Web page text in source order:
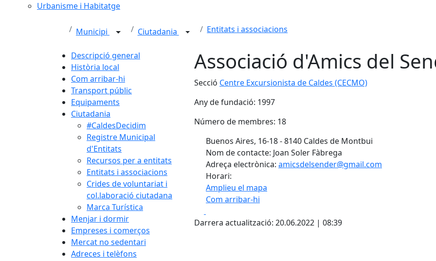
Urbanisme i Habitatge
Municipi Ciutadania Entitats i associacions
Descripció general
Història local
Com arribar-hi
Transport públic
Equipaments
Ciutadania
#CaldesDecidim
Registre Municipal
d'Entitats
Recursos per a entitats
Entitats i associacions
Crides de voluntariat i
col.laboració ciutadana
Marca Turística
Menjar i dormir
Empreses i comerços
Mercat no sedentari
Adreces i telèfons
Associació d'Amics del
Secció Centre Excursionista de Caldes (CECMO)
Any de fundació: 1997
Número de membres: 18
Buenos Aires, 16-18 - 8140 Caldes de Montbui
Nom de contacte: Joan Soler Fàbrega
Adreça electrònica: amicsdelsender@gmail.com
Horari:
Amplieu el mapa
Com arribar-hi
+
Darrera actualització: 20.06.2022 | 08:39